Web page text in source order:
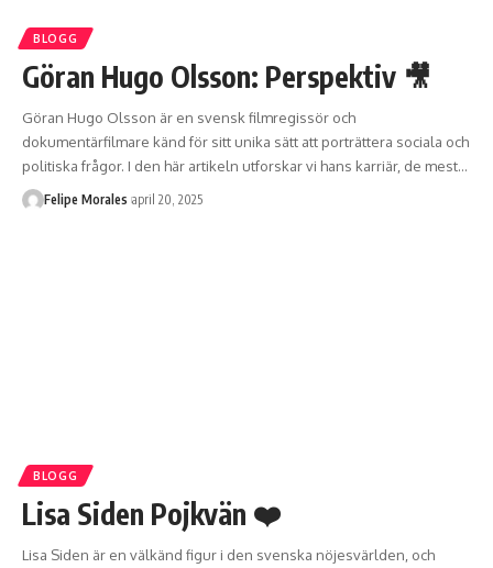
BLOGG
Göran Hugo Olsson: Perspektiv 🎥
Göran Hugo Olsson är en svensk filmregissör och
dokumentärfilmare känd för sitt unika sätt att porträttera sociala och
politiska frågor. I den här artikeln utforskar vi hans karriär, de mest…
Felipe Morales april 20, 2025
BLOGG
Lisa Siden Pojkvän ❤️
Lisa Siden är en välkänd figur i den svenska nöjesvärlden, och